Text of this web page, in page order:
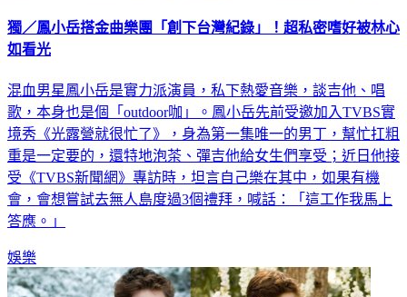
獨／鳳小岳搭金曲樂團「創下台灣紀錄」！超私密嗜好被林心
如看光
混血男星鳳小岳是實力派演員，私下熱愛音樂，談吉他、唱
歌，本身也是個「outdoor咖」。鳳小岳先前受邀加入TVBS實
境秀《光露營就很忙了》，身為第一集唯一的男丁，幫忙扛粗
重是一定要的，還特地泡茶、彈吉他給女生們享受；近日他接
受《TVBS新聞網》專訪時，坦言自己樂在其中，如果有機
會，會想嘗試去無人島度過3個禮拜，喊話：「這工作我馬上
答應。」
娛樂